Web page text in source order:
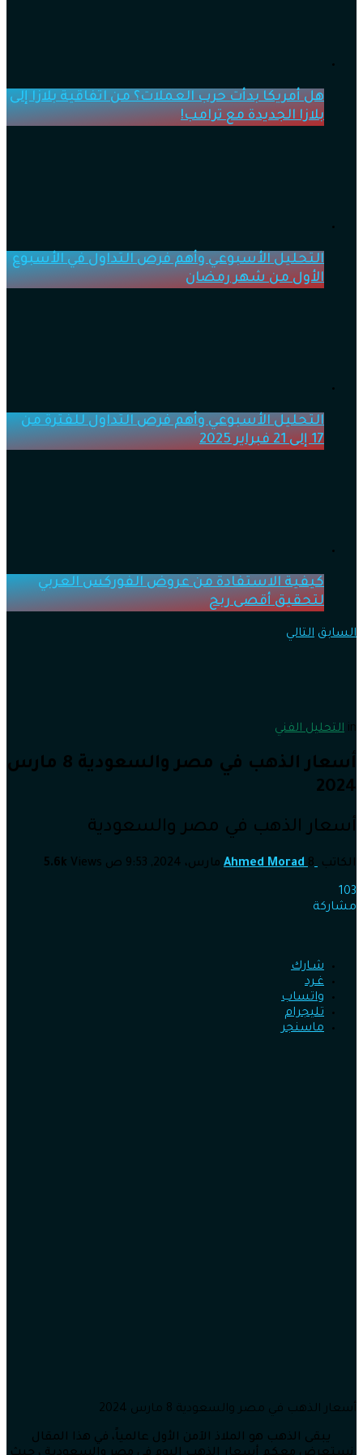
هل أمريكا بدأت حرب العملات؟ من اتفاقية بلازا إلى
بلازا الجديدة مع ترامب!
التحليل الأسبوعي وأهم فرص التداول في الأسبوع
الأول من شهر رمضان
التحليل الأسبوعي وأهم فرص التداول للفترة من
17 إلى 21 فبراير 2025
كيفية الاستفادة من عروض الفوركس العربي
لتحقيق أقصى ربح
السابق التالي
in التحليل الفني
أسعار الذهب في مصر والسعودية 8 مارس
2024
أسعار الذهب في مصر والسعودية
الكاتب Ahmed Morad 8 مارس، 2024, 9:53 ص 5.6k Views
103
مشاركة
شـارك
غـرد
واتساب
تليجرام
ماسنجر
أسعار الذهب في مصر والسعودية 8 مارس 2024
يبقى الذهب هو الملاذ الآمن الأول عالمياً، في هذا المقال